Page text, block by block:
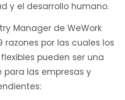
y el desarrollo humano.
Manager de WeWork
por las cuales los
pueden ser una
para las empresas y